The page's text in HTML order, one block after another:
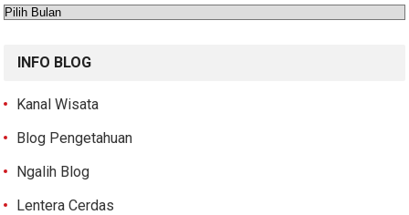
Arsip
INFO BLOG
Kanal Wisata
Blog Pengetahuan
Ngalih Blog
Lentera Cerdas